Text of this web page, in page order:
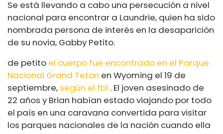
Se está llevando a cabo una persecución a nivel
nacional para encontrar a Laundrie, quien ha sido
nombrada persona de interés en la desaparición
de su novia, Gabby Petito.
de petito el cuerpo fue encontrado en el Parque
Nacional Grand Teton en Wyoming el 19 de
septiembre, según el fbi . El joven asesinado de
22 años y Brian habían estado viajando por todo
el país en una caravana convertida para visitar
los parques nacionales de la nación cuando ella